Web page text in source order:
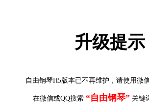
升级提示
自由钢琴H5版本已不再维护，请使用微
在微信或QQ搜索 “自由钢琴” 关键